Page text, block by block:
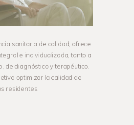
sanitaria de calidad, ofrece
e individualizada, tanto a
de diagnóstico y terapéutico.
optimizar la calidad de
residentes.